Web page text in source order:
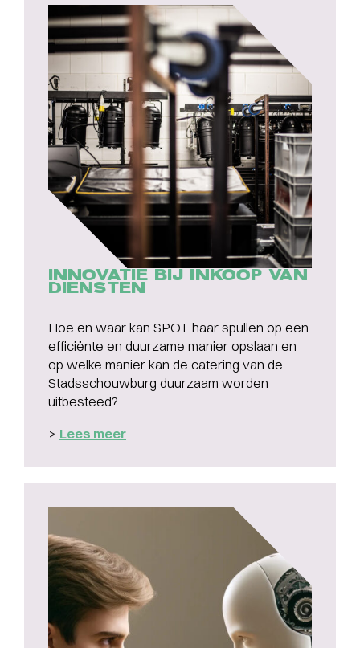
INNOVATIE BIJ INKOOP VAN
DIENSTEN
Hoe en waar kan SPOT haar spullen op een
efficiënte en duurzame manier opslaan en
op welke manier kan de catering van de
Stadsschouwburg duurzaam worden
uitbesteed?
> Lees meer